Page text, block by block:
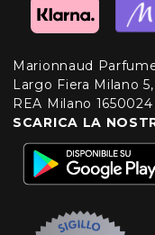
Marionnaud
Largo Fiera Milano
REA Milano
SCARICA LA